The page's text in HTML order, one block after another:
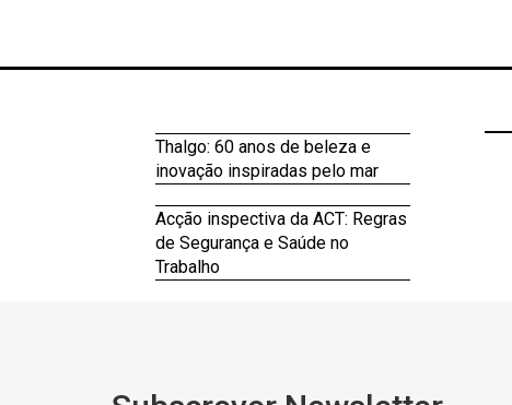
Thalgo: 60 anos de beleza e
inovação inspiradas pelo mar
Acção inspectiva da ACT: Regras
de Segurança e Saúde no
Trabalho